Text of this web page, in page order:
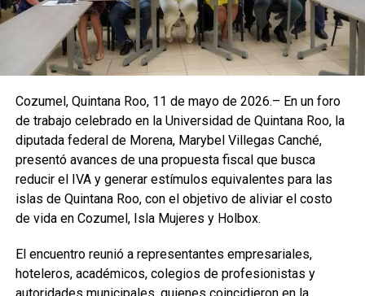
Cozumel, Quintana Roo, 11 de mayo de 2026.– En un foro
de trabajo celebrado en la Universidad de Quintana Roo, la
diputada federal de Morena, Marybel Villegas Canché,
presentó avances de una propuesta fiscal que busca
reducir el IVA y generar estímulos equivalentes para las
islas de Quintana Roo, con el objetivo de aliviar el costo
de vida en Cozumel, Isla Mujeres y Holbox.
El encuentro reunió a representantes empresariales,
hoteleros, académicos, colegios de profesionistas y
autoridades municipales, quienes coincidieron en la